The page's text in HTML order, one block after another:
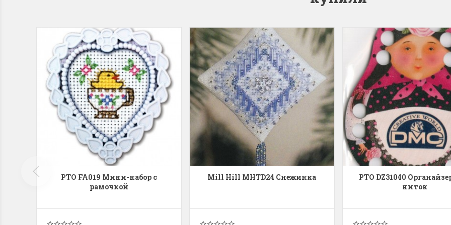
Летние Скидки
!! СКИДКА 20% ‼️ с 1 до 3 июня в честь
первого летнего дня Чудетство...
ПОДРОБНЕЕ
Анастасия Туманова
1 июня 2024 11:29
Раритеты Дим. New!
На сайте пополнение наборов Dimensions
американской сборки. Спешите купить...
ПОДРОБНЕЕ
Анастасия Туманова
22 мая 2024 13:01
Поступление
На склад приехали
любимых "Чудесной иглы"
ПОДРОБНЕЕ
Анастасия Туманова
14 мая 2024 11:58
Dimensions 35231 Willow
Dimensions 13648USA
Permin 92-
РТО FA019 Мини-набор с
рамочкой
Mill Hill MHTD24 Снежинка
РТО DZ31040
ниток